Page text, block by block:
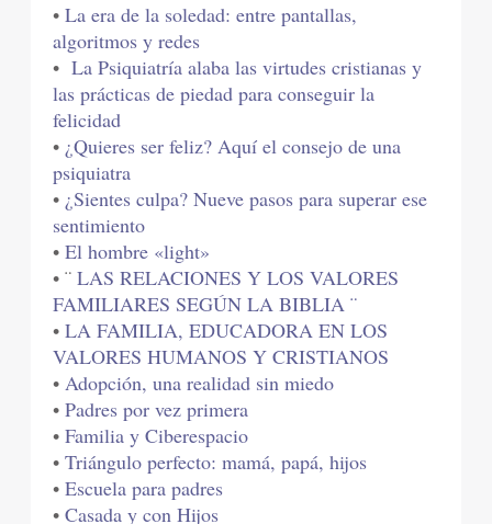
•La era de la soledad: entre pantallas,
algoritmos y redes
•La Psiquiatría alaba las virtudes cristianas y
las prácticas de piedad para conseguir la
felicidad
• ¿Quieres ser feliz? Aquí el consejo de una
psiquiatra
• ¿Sientes culpa? Nueve pasos para superar ese
sentimiento
•El hombre «light»
• ¨LAS RELACIONES Y LOS VALORES
FAMILIARES SEGÚN LA BIBLIA ¨
•LA FAMILIA, EDUCADORA EN LOS
VALORES HUMANOS Y CRISTIANOS
•Adopción, una realidad sin miedo
•Padres por vez primera
•Familia y Ciberespacio
•Triángulo perfecto: mamá, papá, hijos
•Escuela para padres
•Casada y con Hijos